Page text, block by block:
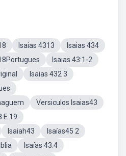
Isaias 4313
Isaias 434
Isaias 43:1-2
Isaias 432 3
Versiculos Isaias43
E 19
Isaiah43
Isaías45 2
Isaías 43:4